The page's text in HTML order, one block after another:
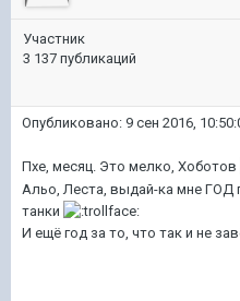
Участник
3 137 публикаций
Опубликовано: 9 сен 2016,
Пхе, месяц. Это мелко, Хоботов
Альо, Леста, выдай-ка мне ГОД
танки
И ещё год за то, что так и не